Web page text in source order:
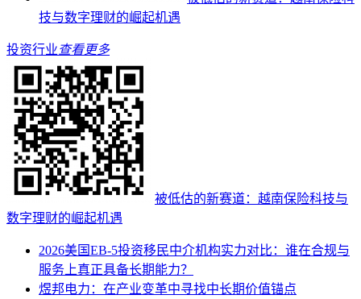
技与数字理财的崛起机遇
投资行业查看更多
被低估的新赛道：越南保险科技与
数字理财的崛起机遇
2026美国EB-5投资移民中介机构实力对比：谁在合规与
服务上真正具备长期能力？
煜邦电力：在产业变革中寻找中长期价值锚点